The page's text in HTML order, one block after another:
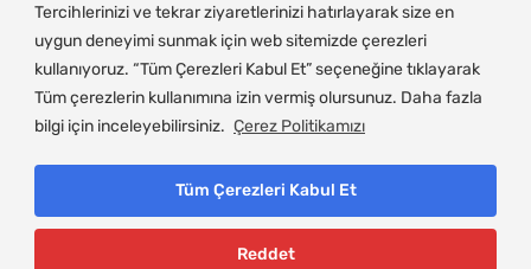
Tercihlerinizi ve tekrar ziyaretlerinizi hatırlayarak size en
uygun deneyimi sunmak için web sitemizde çerezleri
kullanıyoruz. “Tüm Çerezleri Kabul Et” seçeneğine tıklayarak
Tüm çerezlerin kullanımına izin vermiş olursunuz. Daha fazla
bilgi için inceleyebilirsiniz. Çerez Politikamızı
Reddet
Tüm Çerezleri Kabul Et